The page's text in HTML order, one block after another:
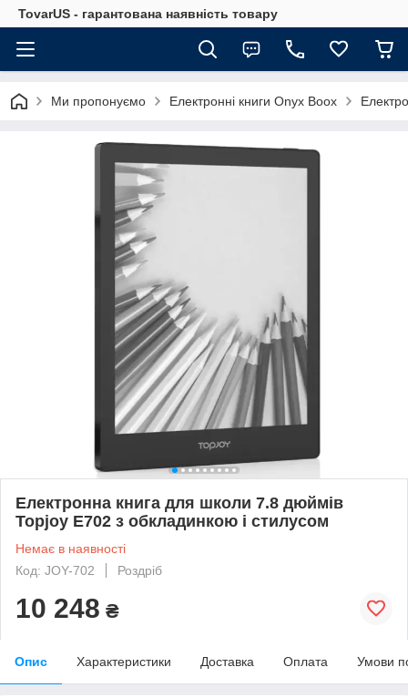
TovarUS - гарантована наявність товару
Ми пропонуємо Електронні книги Onyx Boox
Електронна книга для школи 7.8 дюймів
Topjoy E702 з обкладинкою і стилусом
Немає в наявності
Код: JOY-702
Роздріб
10 248 ₴
Опис Характеристики Доставка Оплата Умови